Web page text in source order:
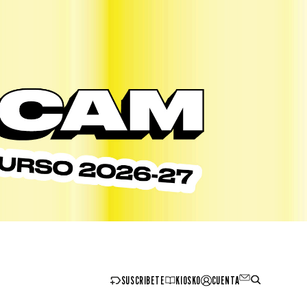
SUSCRIBETE KIOSKO CUENTA